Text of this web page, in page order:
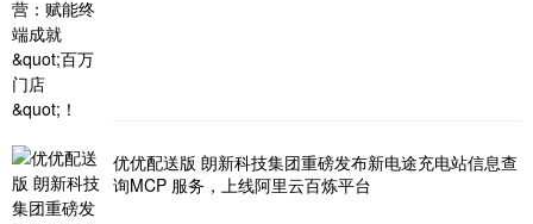
优优配送版 朗新科技集团重磅发布新电途充电站信息查
询MCP 服务，上线阿里云百炼平台